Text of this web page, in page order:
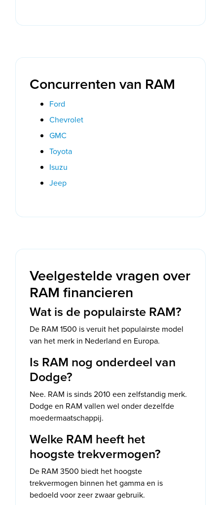
Concurrenten van RAM
Ford
Chevrolet
GMC
Toyota
Isuzu
Jeep
Veelgestelde vragen over
RAM financieren
Wat is de populairste RAM?
De RAM 1500 is veruit het populairste model
van het merk in Nederland en Europa.
Is RAM nog onderdeel van
Dodge?
Nee. RAM is sinds 2010 een zelfstandig merk.
Dodge en RAM vallen wel onder dezelfde
moedermaatschappij.
Welke RAM heeft het
hoogste trekvermogen?
De RAM 3500 biedt het hoogste
trekvermogen binnen het gamma en is
bedoeld voor zeer zwaar gebruik.